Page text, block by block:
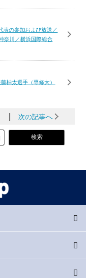
表の参加および放送／
奈川／横浜国際総合
柚太選手（専修大）
│ 次の記事へ